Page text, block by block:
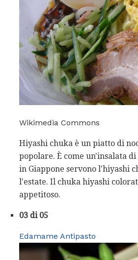
Wikimedia Commons
Hiyashi chuka è un piatto di
popolare. È come un'insalata
in Giappone servono l'hiyashi
l'estate. Il chuka hiyashi
appetitoso.
03 di 05
Edamame Antipasto